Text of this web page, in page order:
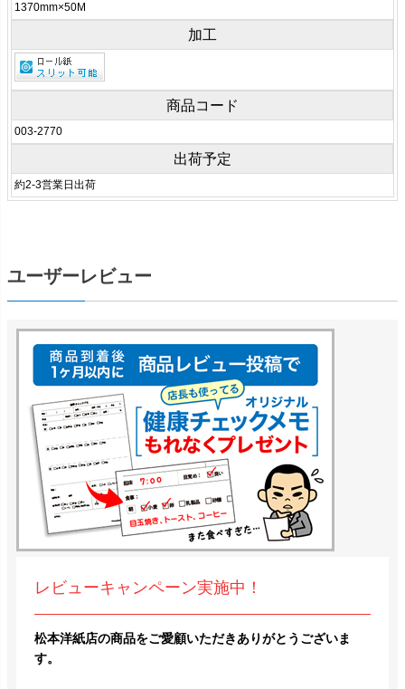
1370mm×50M
加工
商品コード
003-2770
出荷予定
約2-3営業日出荷
ユーザーレビュー
レビューキャンペーン実施中！
松本洋紙店の商品をご愛顧いただきありがとうございま
す。